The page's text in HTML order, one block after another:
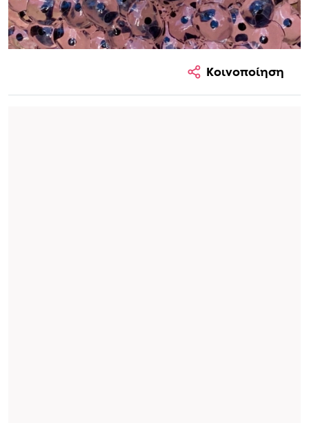
Κοινοποίηση